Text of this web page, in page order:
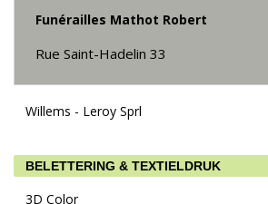
Funérailles Mathot Robert
Rue Saint-Hadelin 33
Willems - Leroy Sprl
BELETTERING & TEXTIELDRUK
3D Color